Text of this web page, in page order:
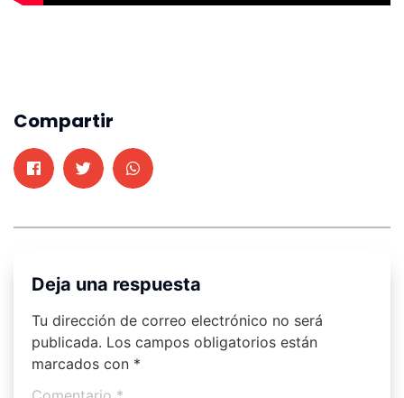
Compartir
Deja una respuesta
Tu dirección de correo electrónico no será
publicada. Los campos obligatorios están
marcados con *